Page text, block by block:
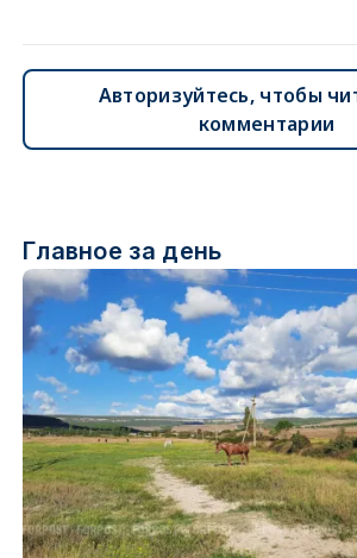
Авторизуйтесь, чтобы
комментарии
Главное за день